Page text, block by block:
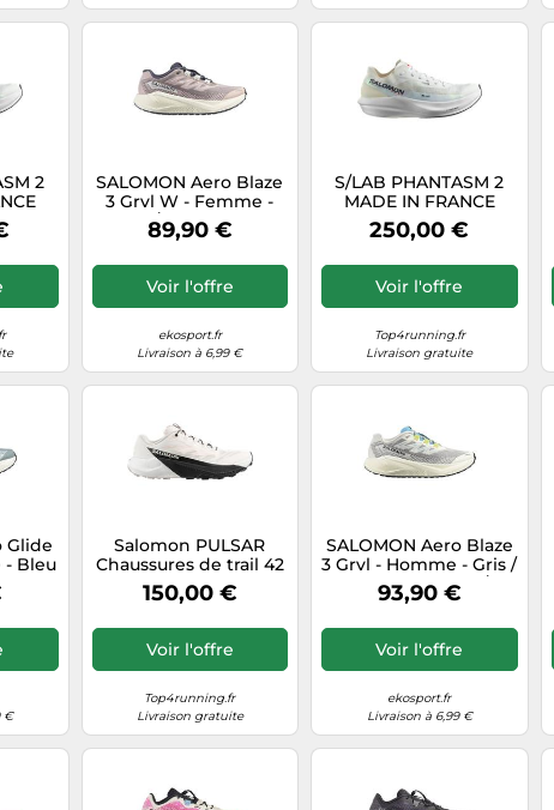
2
SALOMON Aero Blaze
3 Grvl W - Femme -
Rose / Violet - taille
40- modèle 2026
89,90 €
Voir l'offre
ekosport.fr
Livraison à 6,99 €
S/LAB PHANTASM 2
MADE IN FRANCE
Chaussures de
running 42 Blanc
250,00 €
Voir l'offre
Top4running.fr
Livraison gratuite
Glide
- Bleu
€
Salomon PULSAR
Chaussures de trail 42
Blanc
150,00 €
Voir l'offre
Top4running.fr
Livraison gratuite
SALOMON Aero Blaze
3 Grvl - Homme - Gris /
Blanc - taille 42 2/3-
modèle 2026
93,90 €
Voir l'offre
ekosport.fr
Livraison à 6,99 €